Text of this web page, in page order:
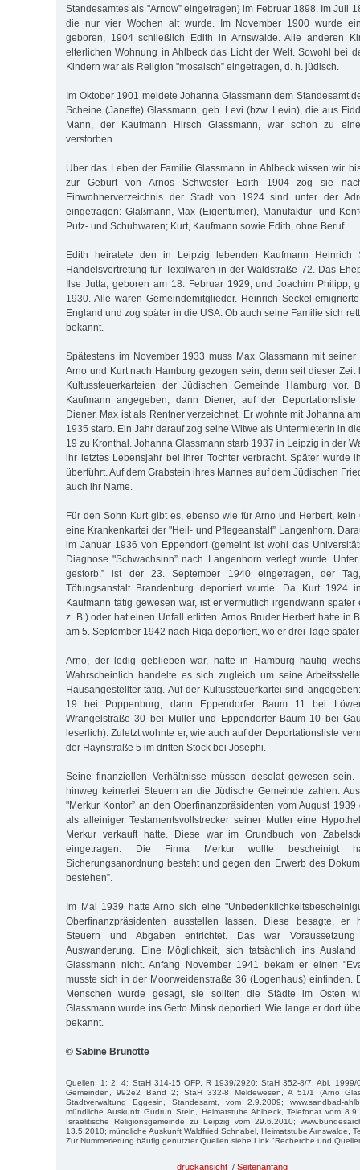
Standesamtes als "Arnow” eingetragen) im Fe­bruar 1898. Im Juli
die nur vier Wochen alt wurde. Im November 1900 wurde
geboren, 1904 schließlich Edith in Arns­walde. Alle anderen
elterlichen Wohnung in Ahl­beck das Licht der Welt. Sowohl bei
Kindern war als Religion "mosaisch” eingetragen, d. h. jüdisch.
Im Oktober 1901 meldete Johanna Glassmann dem Standesamt
Scheine (Janette) Glassmann, geb. Levi (bzw. Levin), die aus
Mann, der Kaufmann Hirsch Glassmann, war schon zu
verstorben.
Über das Leben der Familie Glass­mann in Ahlbeck wissen wir
zur Geburt von Arnos Schwes­ter Edith 1904 zog sie
Einwohnerverzeichnis der Stadt von 1924 sind unter der
eingetragen: Glaßmann, Max (Eigentümer), Manufaktur- und
Putz- und Schuhwaren; Kurt, Kaufmann sowie Edith, ohne Beruf.
Edith heiratete den in Leipzig lebenden Kaufmann Heinrich
Handelsvertretung für Textilwaren in der Waldstraße 72. Das
Ilse Jutta, geboren am 18. Februar 1929, und Joachim Philipp,
1930. Alle waren Gemeindemitglieder. Heinrich Seckel
England und zog später in die USA. Ob auch seine Familie sich
bekannt.
Spätestens im November 1933 muss Max Glassmann mit
Arno und Kurt nach Hamburg gezogen sein, denn seit dieser Zeit
Kultussteuerkarteien der Jüdischen Gemeinde Hamburg
Kaufmann angegeben, dann Diener, auf der
Diener. Max ist als Rent­ner verzeichnet. Er wohnte mit Johanna
1935 starb. Ein Jahr darauf zog seine Witwe als Untermieterin in
19 zu Kronthal. Johanna Glassmann starb 1937 in Leipzig in der
ihr letztes Lebensjahr bei ihrer Tochter verbracht. Später wurde
überführt. Auf dem Grabstein ihres Mannes auf dem Jüdischen
auch ihr Name.
Für den Sohn Kurt gibt es, ebenso wie für Arno und Herbert, kein
eine Krankenkartei der "Heil- und Pflegeanstalt” Langenhorn.
im Januar 1936 von Eppendorf (gemeint ist wohl das
Diagnose "Schwachsinn” nach Langenhorn verlegt wurde.
gestorb.” ist der 23. September 1940 eingetragen, der
Tötungsanstalt Brandenburg deportiert wurde. Da Kurt 1924
Kaufmann tätig gewesen war, ist er vermutlich irgendwann später
z. B.) oder hat einen Unfall erlitten. Arnos Bruder Herbert hatte in
am 5. September 1942 nach Riga deportiert, wo er drei Tage
Arno, der ledig geblieben war, hatte in Hamburg häufig
Wahrscheinlich handelte es sich zugleich um seine
Hausangestellter tätig. Auf der Kultussteuerkartei sind
19 bei Poppenburg, dann Eppendorfer Baum 11 bei
Wrangelstraße 30 bei Müller und Eppendorfer Baum 10 bei
leserlich). Zuletzt wohnte er, wie auch auf der Deportationsliste
der Haynstraße 5 im dritten Stock bei Josephi.
Seine finanziellen Verhältnisse müssen desolat gewesen
hinweg keinerlei Steuern an die Jüdische Gemeinde zahlen.
"Merkur Kontor” an den Oberfinanzpräsidenten vom August 1939
als alleiniger Testamentsvollstrecker seiner Mutter eine
Merkur verkauft hatte. Diese war im Grundbuch von
eingetragen. Die Firma Merkur wollte bescheinigt
Sicherungsanordnung besteht und gegen den Erwerb des
bestehen”.
Im Mai 1939 hatte Arno sich eine
Oberfinanzpräsidenten ausstellen lassen. Diese besagte, er
Steuern und Abgaben entrichtet. Das war
Auswanderung. Eine Mög­lich­keit, sich tatsächlich ins
Glassmann nicht. Anfang November 1941 bekam er einen
musste sich in der Moorweidenstraße 36 (Logenhaus) einfinden.
Menschen wurde gesagt, sie sollten die Städte im Osten
Glassmann wurde ins Getto Minsk deportiert. Wie lange er dort
bekannt.
© Sabine Brunotte
Quellen: 1; 2; 4; StaH 314-15 OFP, R 1939/2920; StaH 352-8/7, Abl. 1999/
Gemeinden, 992e2 Band 2; StaH 332-8 Meldewesen, A 51/1 (Arno
Stadtverwaltung Eggesin, Standesamt, vom 2.9.2009; www.sandbad-
mündliche Auskunft Gudrun Stein, Heimatstube Ahlbeck, Telefonat vom
Israelitische Religionsgemeinde zu Leipzig vom 29.6.2010;
13.5.2010; mündliche Auskunft Waldfried Schnabel, Heimatstube Arnswalde,
Zur Nummerierung häufig genutzter Quellen siehe Link "Recherche und
druckansicht / Seitenanfang